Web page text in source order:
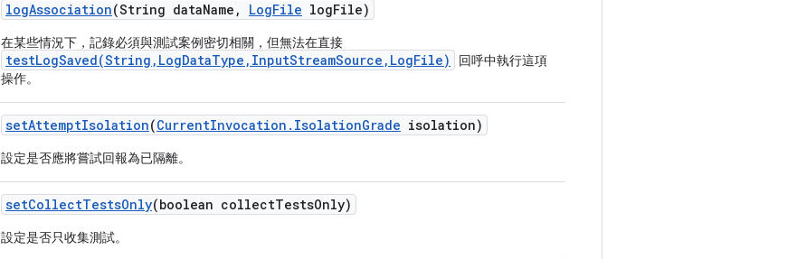
logAssociation(String dataName , LogFile logFile)
在某些情況下，記錄必須與測試案例密切相關，但無法在直接
testLogSaved(String,LogDataType,InputStreamSource,LogFile)
回呼中執行這項
操作。
setAttemptIsolation(CurrentInvocation . IsolationGrade isolation)
設定是否應將嘗試回報為已隔離。
setCollectTestsOnly(boolean collectTestsOnly)
設定是否只收集測試。